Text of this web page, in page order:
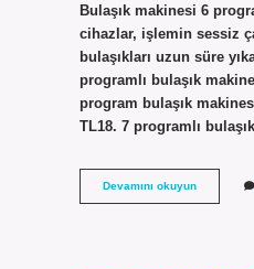
Bulaşık makinesi 6
cihazlar, işlemin sessiz
bulaşıkları uzun süre
programlı bulaşık
program bulaşık
TL18. 7 programlı
Devamını okuyun6
Programlı